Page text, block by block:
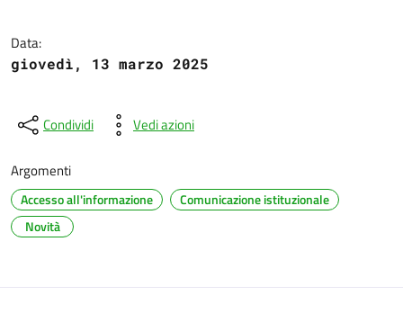
Data:
giovedì, 13 marzo 2025
Condividi Vedi azioni
Argomenti
Accesso all'informazione
Comunicazione istituzionale
Novità